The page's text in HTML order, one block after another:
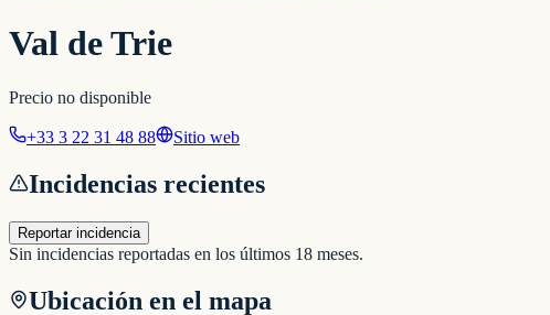
Val de Trie
Precio no disponible
+33 3 22 31 48 88 Sitio web
Incidencias recientes
Reportar incidencia
Sin incidencias reportadas en los últimos 18 meses.
Ubicación en el mapa